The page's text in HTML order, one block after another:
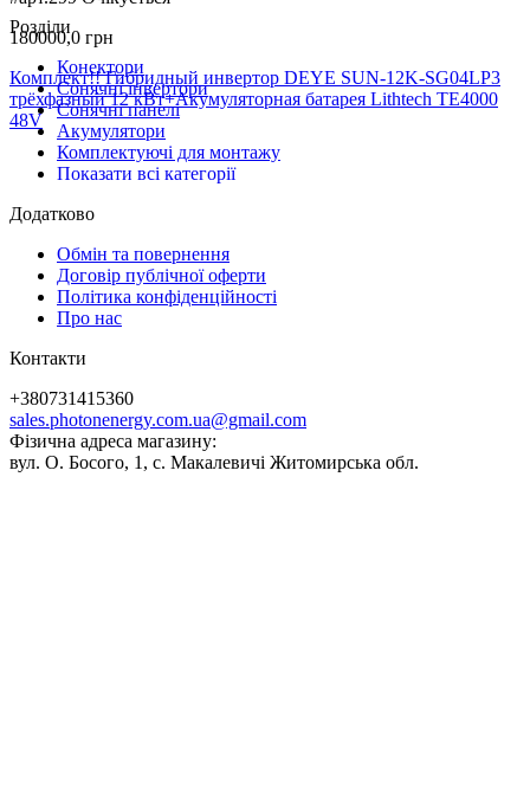
180000,0 грн
Комплект!! Гибридный инвертор DEYE SUN-12K-SG04LP3
трёхфазный 12 кВт+Акумуляторная батарея Lithtech TE4000
48V
Розділи
Конектори
Сонячні інвертори
Сонячні панелі
Акумулятори
Комплектуючі для монтажу
Показати всі категорії
Додатково
Обмін та повернення
Договір публічної оферти
Політика конфіденційності
Про нас
Контакти
+380731415360
sales.photonenergy.com.ua@gmail.com
Фізична адреса магазину:
вул. О. Босого, 1, с. Макалевичі Житомирська обл.